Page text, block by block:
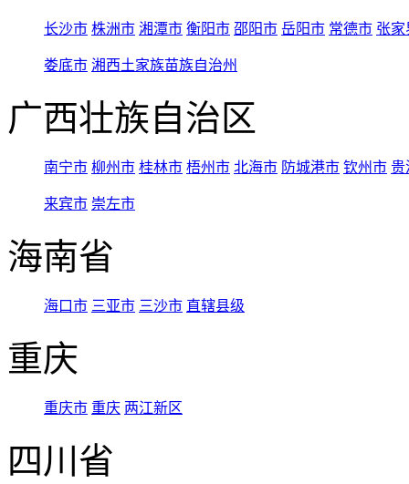
长沙市 株洲市 湘潭市 衡阳市 邵阳市 岳阳市 常德市 张家
娄底市 湘西土家族苗族自治州
广西壮族自治区
南宁市 柳州市 桂林市 梧州市 北海市 防城港市 钦州市 贵
来宾市 崇左市
海南省
海口市 三亚市 三沙市 直辖县级
重庆
重庆市 重庆 两江新区
四川省